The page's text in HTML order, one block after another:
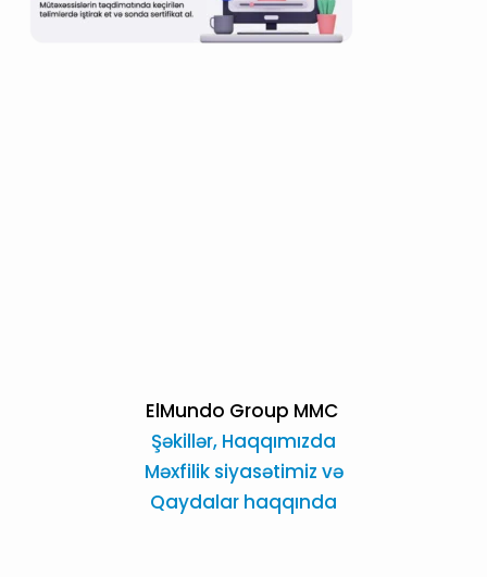
ElMundo Group MMC
Şəkillər, Haqqımızda
Məxfilik siyasətimiz və
Qaydalar haqqında